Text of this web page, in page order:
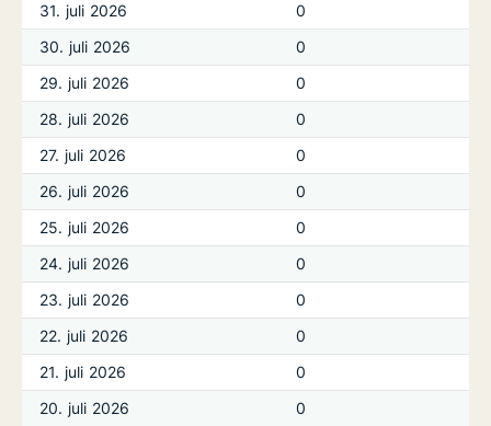
31. juli 2026
0
30. juli 2026
0
29. juli 2026
0
28. juli 2026
0
27. juli 2026
0
26. juli 2026
0
25. juli 2026
0
24. juli 2026
0
23. juli 2026
0
22. juli 2026
0
21. juli 2026
0
20. juli 2026
0